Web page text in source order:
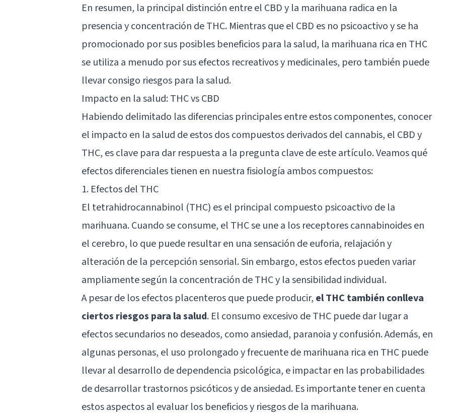
En resumen, la principal distinción entre el CBD y la marihuana radica en la
presencia y concentración de THC. Mientras que el CBD es no psicoactivo y se ha
promocionado por sus posibles beneficios para la salud, la marihuana rica en THC
se utiliza a menudo por sus efectos recreativos y medicinales, pero también puede
llevar consigo riesgos para la salud.
Impacto en la salud: THC vs CBD
Habiendo delimitado las diferencias principales entre estos componentes, conocer
el impacto en la salud de estos dos compuestos derivados del cannabis, el CBD y
THC, es clave para dar respuesta a la pregunta clave de este artículo. Veamos qué
efectos diferenciales tienen en nuestra fisiología ambos compuestos:
1. Efectos del THC
El tetrahidrocannabinol (THC) es el principal compuesto psicoactivo de la
marihuana. Cuando se consume, el THC se une a los receptores cannabinoides en
el cerebro, lo que puede resultar en una sensación de euforia, relajación y
alteración de la percepción sensorial. Sin embargo, estos efectos pueden variar
ampliamente según la concentración de THC y la sensibilidad individual.
A pesar de los efectos placenteros que puede producir, el THC también conlleva
ciertos riesgos para la salud. El consumo excesivo de THC puede dar lugar a
efectos secundarios no deseados, como ansiedad, paranoia y confusión. Además, en
algunas personas, el uso prolongado y frecuente de marihuana rica en THC puede
llevar al desarrollo de dependencia psicológica, e impactar en las probabilidades
de desarrollar trastornos psicóticos y de ansiedad. Es importante tener en cuenta
estos aspectos al evaluar los beneficios y riesgos de la marihuana.